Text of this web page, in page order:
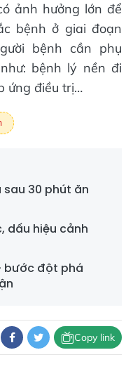
ảnh hưởng lớn để
bệnh ở giai đoạn
bệnh cần phụ
bệnh lý nền đi
ứng điều trị…
30 phút ăn
dấu hiệu cảnh
bước đột phá
Copy link